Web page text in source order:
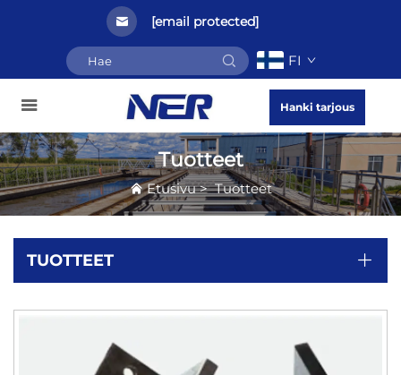
[email protected]
FI
Hanki tarjous
Tuotteet
Etusivu>Tuotteet
TUOTTEET